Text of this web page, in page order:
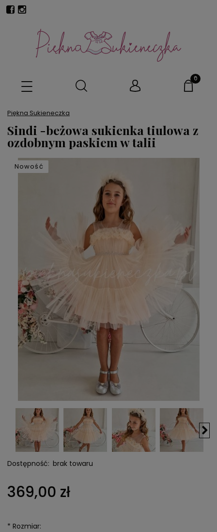
Piękna Sukieneczka
Sindi -beżowa sukienka tiulowa z
ozdobnym paskiem w talii
Nowość
Dostępność: brak towaru
369,00 zł
* Rozmiar: